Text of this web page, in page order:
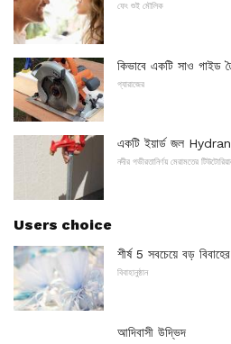
ফেং শুই মৌলিক
কিভাবে একটি সাও গাইড
গ্যারাজের
একটি ইয়ার্ড জল
নদীর গভীরতানির্ণয় মেরামতের
Users choice
শীর্ষ 5 সবচেয়ে বড়
বিবাহানুষ্ঠান
আদিবাসী উদ্ভিদ